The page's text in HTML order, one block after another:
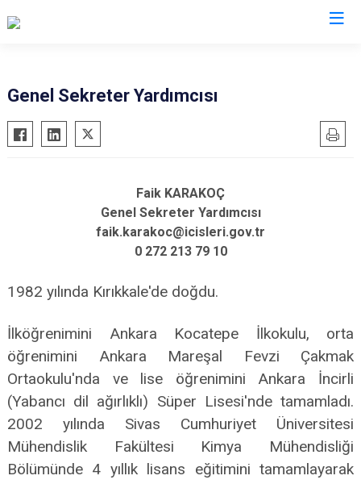
Genel Sekreter Yardımcısı
Faik KARAKOÇ
Genel Sekreter Yardımcısı
faik.karakoc@icisleri.gov.tr
0 272 213 79 10
1982 yılında Kırıkkale'de doğdu.
İlköğrenimini Ankara Kocatepe İlkokulu, orta
öğrenimini Ankara Mareşal Fevzi Çakmak
Ortaokulu'nda ve lise öğrenimini Ankara İncirli
(Yabancı dil ağırlıklı) Süper Lisesi'nde tamamladı.
2002 yılında Sivas Cumhuriyet Üniversitesi
Mühendislik Fakültesi Kimya Mühendisliği
Bölümünde 4 yıllık lisans eğitimini tamamlayarak